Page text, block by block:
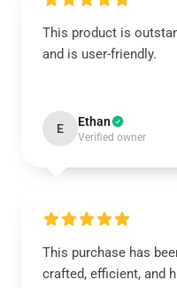
This product is
and is user-friendly.
E Ethan
Verified owner
This purchase has
crafted, efficient, and